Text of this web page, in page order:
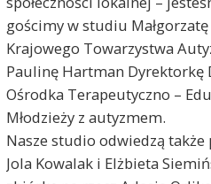
gościmy w studiu
Krajowego Towarzystwa
Paulinę Hartman Dyrektorkę
Ośrodka Terapeutyczno –
Młodzieży z autyzmem.
Nasze studio odwiedzą także
Jola Kowalak i Elżbieta